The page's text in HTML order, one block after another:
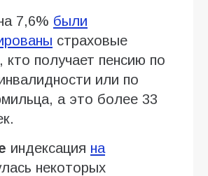
7,6% были
страховые
кто получает пенсию по
или по
а это более 33
индексация на
некоторых